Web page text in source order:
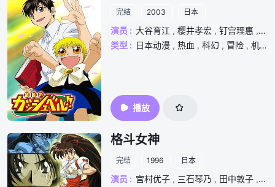
完结 2003 日本
演员 : 大谷育江 , 樱井孝宏 , 钉宫理惠 , 前
类型 : 日本动漫 , 热血 , 科幻 , 冒险 , 机战
播放
格斗女神
完结 1996 日本
演员 : 宫村优子 , 三石琴乃 , 田中敦子 , 根